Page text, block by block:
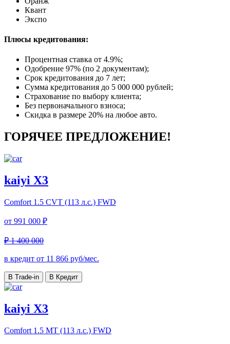
Квант
Экспо
Плюсы кредитования:
Процентная ставка от 4.9%;
Одобрение 97% (по 2 документам);
Срок кредитования до 7 лет;
Сумма кредитования до 5 000 000 рублей;
Страхование по выбору клиента;
Без первоначального взноса;
Скидка в размере 20% на любое авто.
ГОРЯЧЕЕ ПРЕДЛОЖЕНИЕ!
kaiyi X3
Comfort 1.5 CVT (113 л.с.) FWD
от 991 000 ₽
₽ 1 400 000
в кредит от 11 866 руб/мес.
В Trade-in В Кредит
kaiyi X3
Comfort 1.5 MT (113 л.с.) FWD